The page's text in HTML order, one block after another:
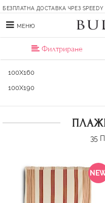
БЕЗПЛАТНА ДОСТАВКА ЧРЕЗ
МЕНЮ
Филтриране
100X160
100X190
35